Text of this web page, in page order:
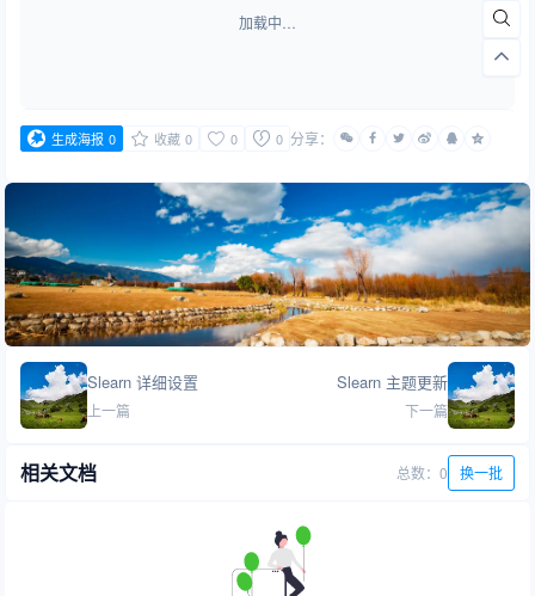
加载中…
生成海报 0 收藏 0 0 0 分享：
Slearn 详细设置
上一篇
Slearn 主题更新
下一篇
相关文档 总数：0 换一批